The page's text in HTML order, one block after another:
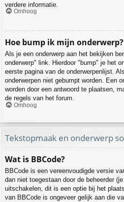
verdere informatie.
Omhoog
Hoe bump ik mijn onderwerp?
Als je een onderwerp aan het bekijken
onderwerp" link. Hierdoor "bump" je het
eerste pagina van de onderwerpenlijst.
onderwerpen niet gebumpt worden. Een
worden door een antwoord te plaatsen,
de regels van het forum.
Omhoog
Tekstopmaak en onderwerp
Wat is BBCode?
BBCode is een vereenvoudigde versie
dan niet toegestaan door de beheerder
uitschakelen, dit is een optie bij het
van BBCode is ongeveer gelijk aan die